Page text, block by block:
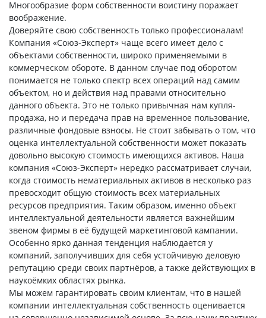
Многообразие форм собственности воистину поражает
воображение.
Доверяйте свою собственность только профессионалам!
Компания «Союз-Эксперт» чаще всего имеет дело с
объектами собственности, широко применяемыми в
коммерческом обороте. В данном случае под оборотом
понимается не только спектр всех операций над самим
объектом, но и действия над правами относительно
данного объекта. Это не только привычная нам купля-
продажа, но и передача прав на временное пользование,
различные фондовые взносы. Не стоит забывать о том, что
оценка интеллектуальной собственности может показать
довольно высокую стоимость имеющихся активов. Наша
компания «Союз-Эксперт» нередко рассматривает случаи,
когда стоимость нематериальных активов в несколько раз
превосходит общую стоимость всех материальных
ресурсов предприятия. Таким образом, именно объект
интеллектуальной деятельности является важнейшим
звеном фирмы в её будущей маркетинговой кампании.
Особенно ярко данная тенденция наблюдается у
компаний, заполучивших для себя устойчивую деловую
репутацию среди своих партнёров, а также действующих в
наукоёмких областях рынка.
Мы можем гарантировать своим клиентам, что в нашей
компании интеллектуальная собственность оценивается